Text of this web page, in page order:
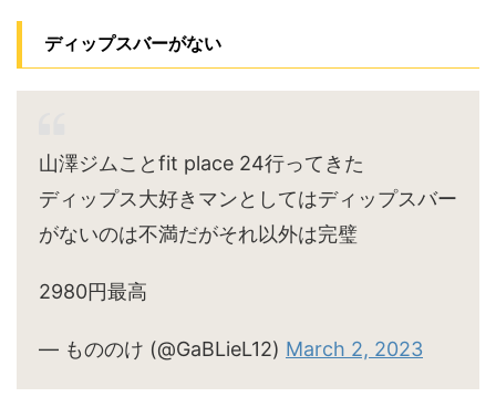
ディップスバーがない
山澤ジムことfit place 24行ってきた
ディップス大好きマンとしてはディップスバー
がないのは不満だがそれ以外は完璧
2980円最高
— もののけ (@GaBLieL12) March 2, 2023